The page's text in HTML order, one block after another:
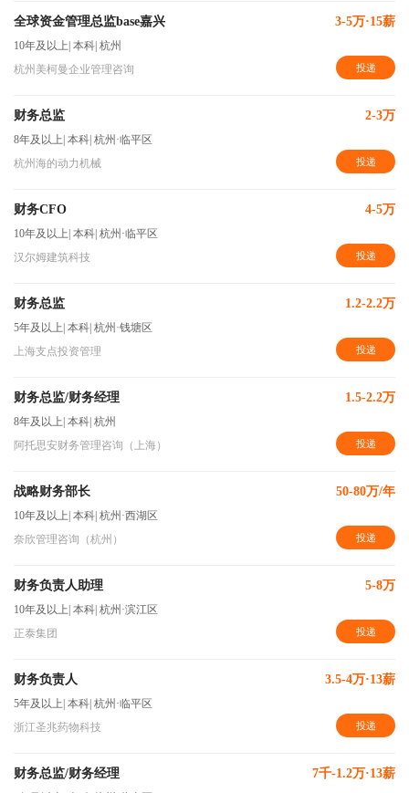
全球资金管理总监base嘉兴 3-5万·15薪
10年及以上 本科 杭州
杭州美柯曼企业管理咨询
投递
财务总监 2-3万
8年及以上 本科 杭州·临平区
杭州海的动力机械
投递
财务CFO 4-5万
10年及以上 本科 杭州·临平区
汉尔姆建筑科技
投递
财务总监 1.2-2.2万
5年及以上 本科 杭州·钱塘区
上海支点投资管理
投递
财务总监/财务经理 1.5-2.2万
8年及以上 本科 杭州
阿托思安财务管理咨询（上海）
投递
战略财务部长 50-80万/年
10年及以上 本科 杭州·西湖区
奈欣管理咨询（杭州）
投递
财务负责人助理 5-8万
10年及以上 本科 杭州·滨江区
正泰集团
投递
财务负责人 3.5-4万·13薪
5年及以上 本科 杭州·临平区
浙江圣兆药物科技
投递
财务总监/财务经理 7千-1.2万·13薪